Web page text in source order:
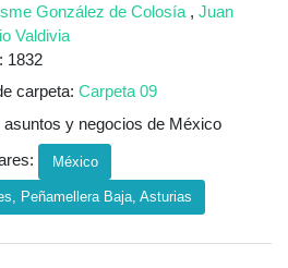
González de Colosía ,Juan
Valdivia
1832
carpeta:Carpeta 09
asuntos y negocios de México
México
Peñamellera Baja, Asturias